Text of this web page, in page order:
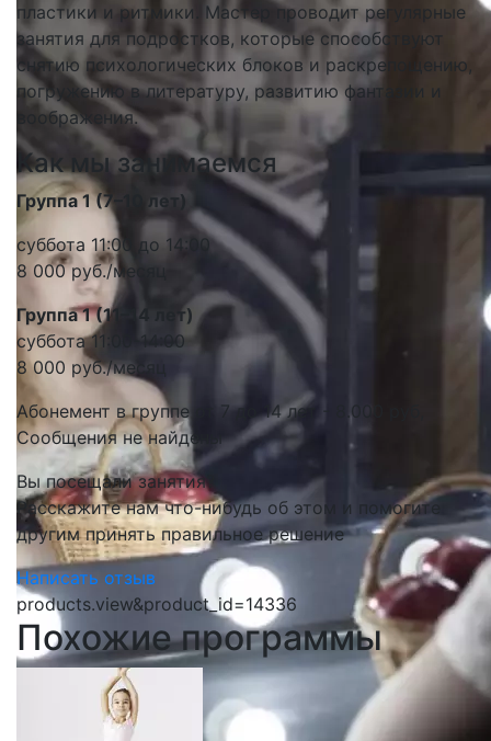
пластики и ритмики. Мастер проводит регулярные
занятия для подростков, которые способствуют
снятию психологических блоков и раскрепощению,
погружению в литературу, развитию фантазии и
воображения.
Как мы занимаемся
Группа 1 (7–10 лет)
суббота 11:00 до 14:00
8 000 руб./месяц
Группа 1 (11–14 лет)
суббота 11:00-14:00
8 000 руб./месяц
Абонемент в группе от 7 до 14 лет - 8.000 руб,
Сообщения не найдены
Вы посещали занятия?
Расскажите нам что-нибудь об этом и помогите
другим принять правильное решение
Написать отзыв
products.view&product_id=14336
Похожие программы